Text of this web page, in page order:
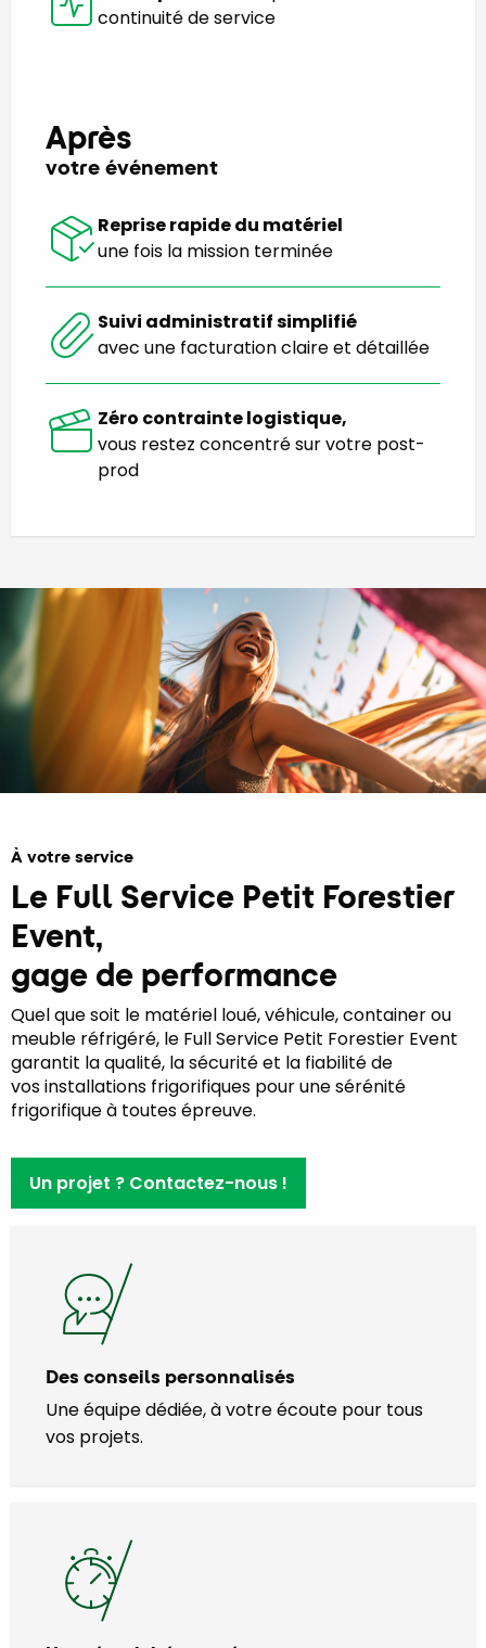
continuité de service
Après
votre événement
Reprise rapide du matériel
une fois la mission terminée
Suivi administratif simplifié
avec une facturation claire et détaillée
Zéro contrainte logistique,
vous restez concentré sur votre post-
prod
À votre service
Le Full Service Petit Forestier
Event,
gage de performance
Quel que soit le matériel loué, véhicule, container ou
meuble réfrigéré, le Full Service Petit Forestier Event
garantit la qualité, la sécurité et la fiabilité de
vos installations frigorifiques pour une sérénité
frigorifique à toutes épreuve.
Un projet ? Contactez-nous !
Des conseils personnalisés
Une équipe dédiée, à votre écoute pour tous
vos projets.